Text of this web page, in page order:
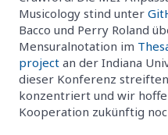
Musicology stind unter
Bacco und Perry Roland
Mensuralnotation im
project an der Indiana
dieser Konferenz streiften
konzentriert und wir
Kooperation zukünftig